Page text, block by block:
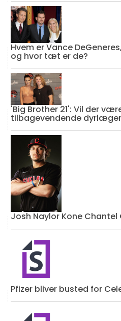
Hvem er Vance
og hvor tæt er de?
'Big Brother 21': Vil der
tilbagevendende
Josh Naylor Kone
Pfizer bliver busted for